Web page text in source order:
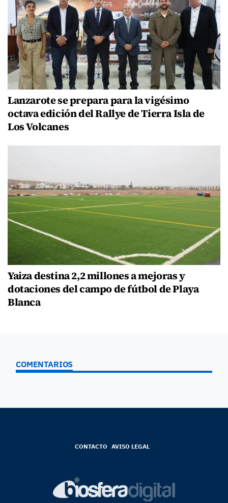
Lanzarote se prepara para la vigésimo
octava edición del Rallye de Tierra Isla de
Los Volcanes
Yaiza destina 2,2 millones a mejoras y
dotaciones del campo de fútbol de Playa
Blanca
COMENTARIOS
CONTACTO AVISO LEGAL